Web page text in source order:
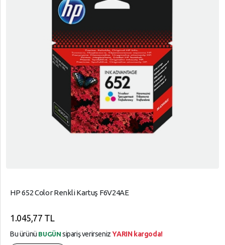
HP 652 Color Renkli Kartuş F6V24AE
1.045,77 TL
Bu ürünü BUGÜN sipariş verirsenizYARIN kargoda!